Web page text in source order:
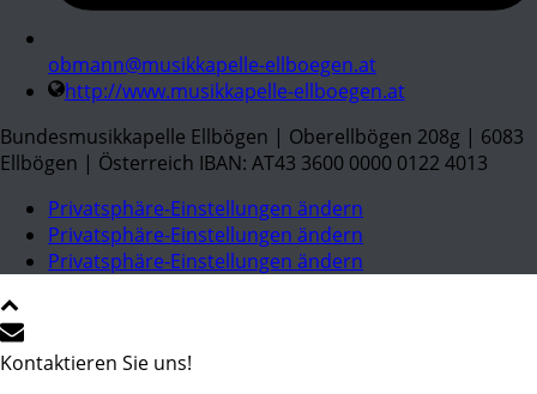
obmann@musikkapelle-ellboegen.at
http://www.musikkapelle-ellboegen.at
Bundesmusikkapelle Ellbögen | Oberellbögen 208g | 6083
Ellbögen | Österreich IBAN: AT43 3600 0000 0122 4013
Privatsphäre-Einstellungen ändern
Privatsphäre-Einstellungen ändern
Privatsphäre-Einstellungen ändern
Kontaktieren Sie uns!